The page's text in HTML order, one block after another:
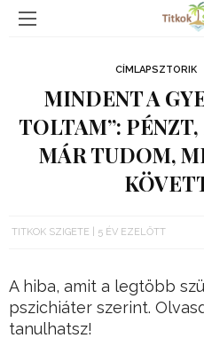
CÍMLAPSZTORIK
MINDENT A
TOLTAM”:
MÁR TUDOM,
TITKOK SZIGETE 5 ÉV EZELŐTT
A hiba, amit a legtöbb
pszichiáter szerint.
tanulhatsz!